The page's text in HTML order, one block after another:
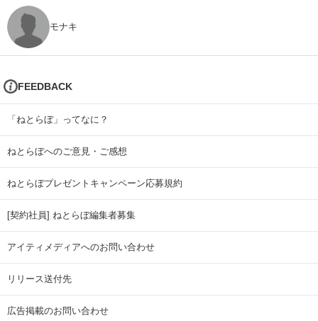
モナキ
FEEDBACK
「ねとらぼ」ってなに？
ねとらぼへのご意見・ご感想
ねとらぼプレゼントキャンペーン応募規約
[契約社員] ねとらぼ編集者募集
アイティメディアへのお問い合わせ
リリース送付先
広告掲載のお問い合わせ